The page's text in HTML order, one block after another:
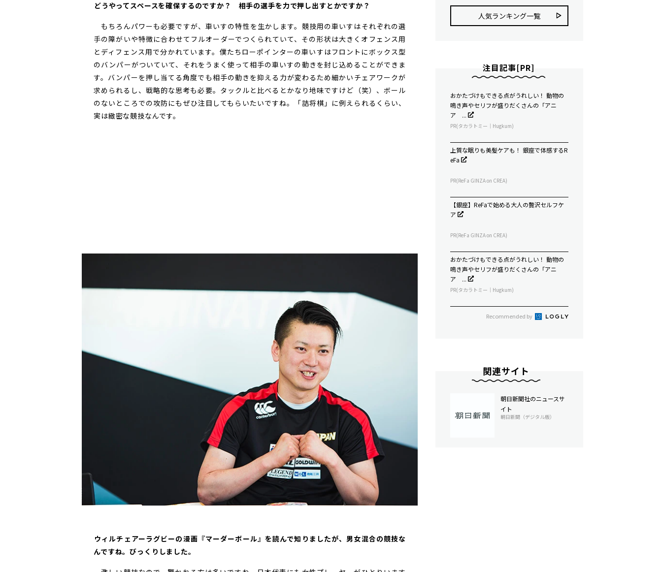
――どうやってスペースを確保するのですか？ 相手の選手を力で押し出すとかですか？
もちろんパワーも必要ですが、車いすの特性を生かします。競技用の車いすはそれぞれの選
手の障がいや特徴に合わせてフルオーダーでつくられていて、その形状は大きくオフェンス用
とディフェンス用で分かれています。僕たちローポインターの車いすはフロントにボックス型
のバンパーがついていて、それをうまく使って相手の車いすの動きを封じ込めることができま
す。バンパーを押し当てる角度でも相手の動きを抑える力が変わるため細かいチェアワークが
求められるし、戦略的な思考も必要。タックルと比べるとかなり地味ですけど（笑）、ボール
のないところでの攻防にもぜひ注目してもらいたいですね。「詰将棋」に例えられるくらい、
実は緻密な競技なんです。
――ウィルチェアーラグビーの漫画『マーダーボール』を読んで知りましたが、男女混合の競技な
んですね。びっくりしました。
人気ランキング⼀覧
注目記事[PR]
おかたづけもできる点がうれしい！ 動物の
鳴き声やセリフが盛りだくさんの「アニ
ア ...
PR(タカラトミー｜Hugkum)
上質な眠りも美髪ケアも！ 銀座で体感するR
eFa
PR(ReFa GINZA on CREA)
【銀座】ReFaで始める大人の贅沢セルフケ
ア
PR(ReFa GINZA on CREA)
おかたづけもできる点がうれしい！ 動物の
鳴き声やセリフが盛りだくさんの「アニ
ア ...
PR(タカラトミー｜Hugkum)
Recommended by
関連サイト
朝日新聞社のニュースサ
イト
朝日新聞（デジタル版）